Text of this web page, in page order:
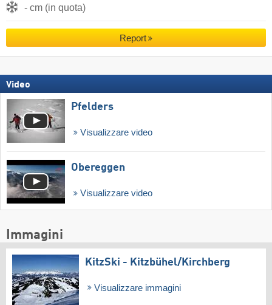
- cm (in quota)
Report
Video
Pfelders
Visualizzare video
Obereggen
Visualizzare video
Immagini
KitzSki - Kitzbühel/​Kirchberg
Visualizzare immagini